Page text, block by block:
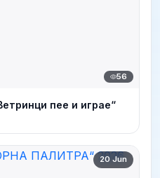
56
пее и играе“
20 Jun